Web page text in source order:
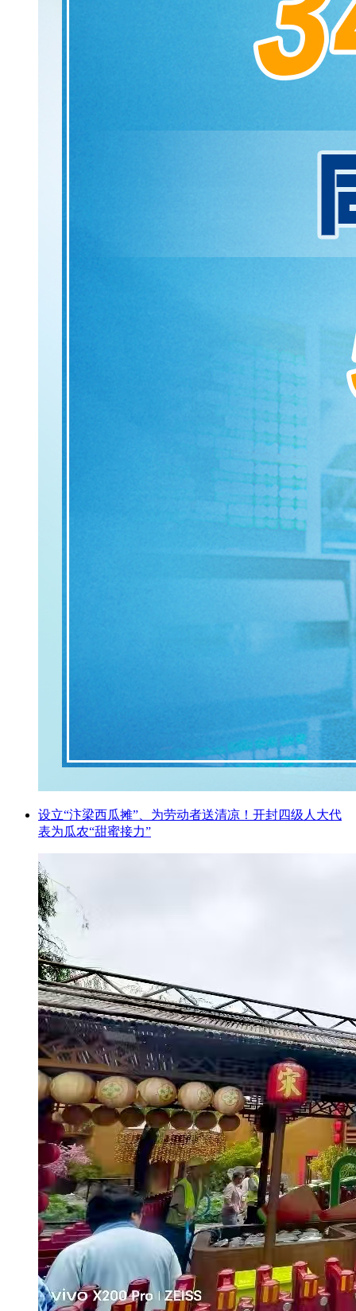
设立“汴梁西瓜摊”、为劳动者送清凉！开封四级人大代
表为瓜农“甜蜜接力”